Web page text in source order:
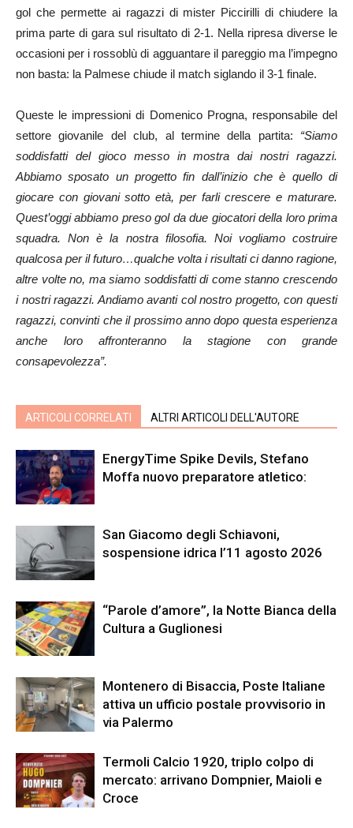
gol che permette ai ragazzi di mister Piccirilli di chiudere la
prima parte di gara sul risultato di 2-1. Nella ripresa diverse le
occasioni per i rossoblù di agguantare il pareggio ma l’impegno
non basta: la Palmese chiude il match siglando il 3-1 finale.
Queste le impressioni di Domenico Progna, responsabile del
settore giovanile del club, al termine della partita: “Siamo
soddisfatti del gioco messo in mostra dai nostri ragazzi.
Abbiamo sposato un progetto fin dall’inizio che è quello di
giocare con giovani sotto età, per farli crescere e maturare.
Quest’oggi abbiamo preso gol da due giocatori della loro prima
squadra. Non è la nostra filosofia. Noi vogliamo costruire
qualcosa per il futuro…qualche volta i risultati ci danno ragione,
altre volte no, ma siamo soddisfatti di come stanno crescendo
i nostri ragazzi. Andiamo avanti col nostro progetto, con questi
ragazzi, convinti che il prossimo anno dopo questa esperienza
anche loro affronteranno la stagione con grande
consapevolezza”.
ARTICOLI CORRELATI ALTRI ARTICOLI DELL'AUTORE
EnergyTime Spike Devils, Stefano
Moffa nuovo preparatore atletico:
San Giacomo degli Schiavoni,
sospensione idrica l’11 agosto 2026
“Parole d’amore”, la Notte Bianca della
Cultura a Guglionesi
Montenero di Bisaccia, Poste Italiane
attiva un ufficio postale provvisorio in
via Palermo
Termoli Calcio 1920, triplo colpo di
mercato: arrivano Dompnier, Maioli e
Croce